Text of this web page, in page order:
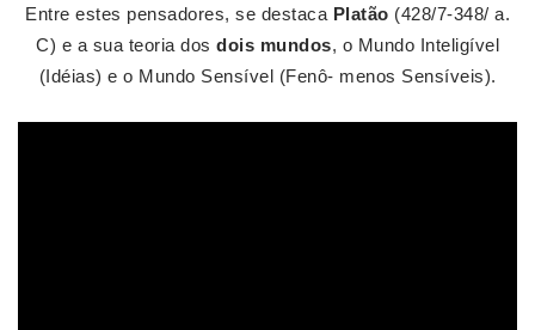
Entre estes pensadores, se destaca Platão (428/7-348/ a.
C) e a sua teoria dos dois mundos, o Mundo Inteligível
(Idéias) e o Mundo Sensível (Fenô- menos Sensíveis).